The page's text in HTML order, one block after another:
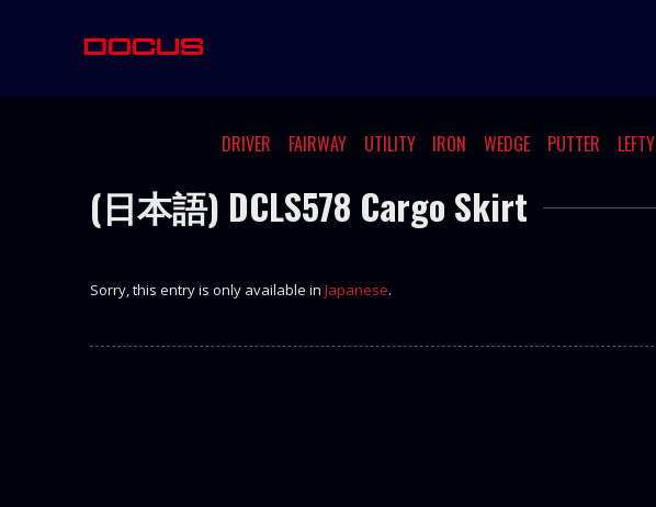
DRIVER FAIRWAY UTILITY IRON WEDGE PUTTER LEFTY
(日本語) DCLS578 Cargo Skirt
Sorry, this entry is only available in Japanese.